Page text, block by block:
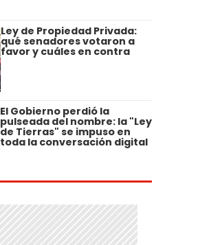
Ley de Propiedad Privada:
qué senadores votaron a
favor y cuáles en contra
El Gobierno perdió la
pulseada del nombre: la "Ley
de Tierras" se impuso en
toda la conversación digital